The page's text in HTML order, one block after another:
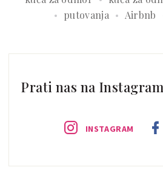
putovanja
Airbnb
Prati nas na
INSTAGRAM